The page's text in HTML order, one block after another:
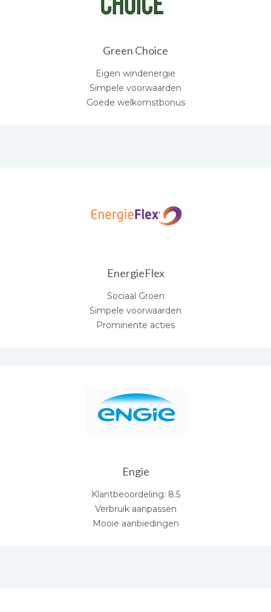
Green Choice
Eigen windenergie
Simpele voorwaarden
Goede welkomstbonus
EnergieFlex
Sociaal Groen
Simpele voorwaarden
Prominente acties
Engie
Klantbeoordeling: 8.5
Verbruik aanpassen
Mooie aanbiedingen